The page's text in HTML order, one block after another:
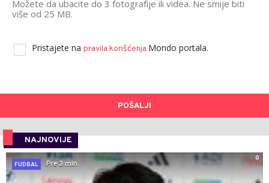
Možete da ubacite do 3 fotografije ili videa. Ne smije biti
više od 25 MB.
Pristajete na pravila korišćenja Mondo portala.
POŠALJI
NAJNOVIJE
0
FUDBAL
Pre 3 min